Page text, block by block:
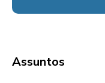
Assuntos